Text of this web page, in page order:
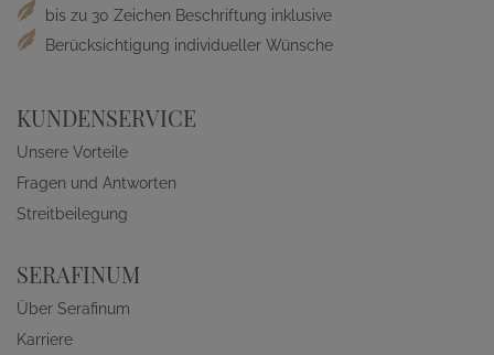
bis zu 30 Zeichen Beschriftung inklusive
Berücksichtigung individueller Wünsche
KUNDENSERVICE
Unsere Vorteile
Fragen und Antworten
Streitbeilegung
SERAFINUM
Über Serafinum
Karriere